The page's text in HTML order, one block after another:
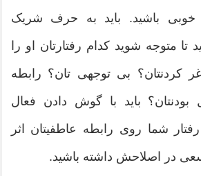
خوبی باشید. باید به حرف شریک
تا متوجه شوید کدام رفتارتان او را
کردنتان؟ بی توجهی تان؟ رابطه
باید با گوش دادن فعال
شما روی رابطه عاطفیتان اثر
در اصلاحش داشته باشید.